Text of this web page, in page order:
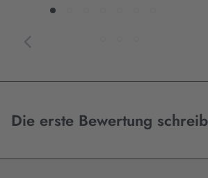
Die erste Bewertung